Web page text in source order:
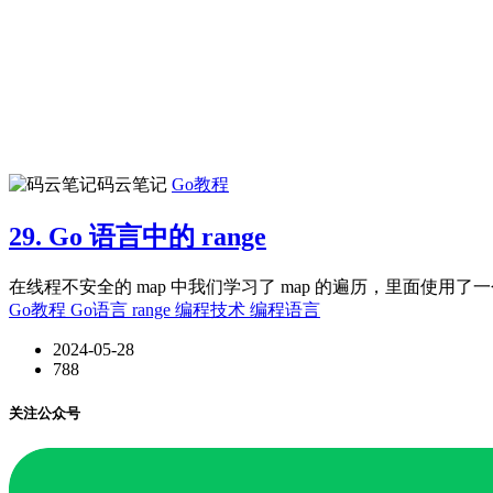
码云笔记 Go教程
29. Go 语言中的 range
在线程不安全的 map 中我们学习了 map 的遍历，里面使用了一
Go教程 Go语言 range 编程技术 编程语言
2024-05-28
788
关注公众号